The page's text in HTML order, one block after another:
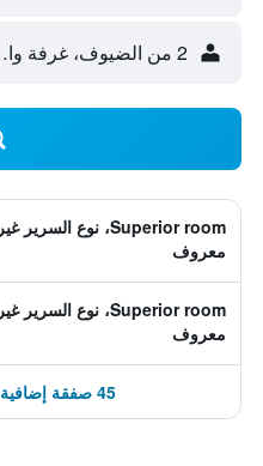
2 من الضيوف، غرفة واحدة
Superior room، نوع السرير غير
معروف
Superior room، نوع السرير غير
معروف
45 صفقة إضافية ابتداءً من 255 ﷼